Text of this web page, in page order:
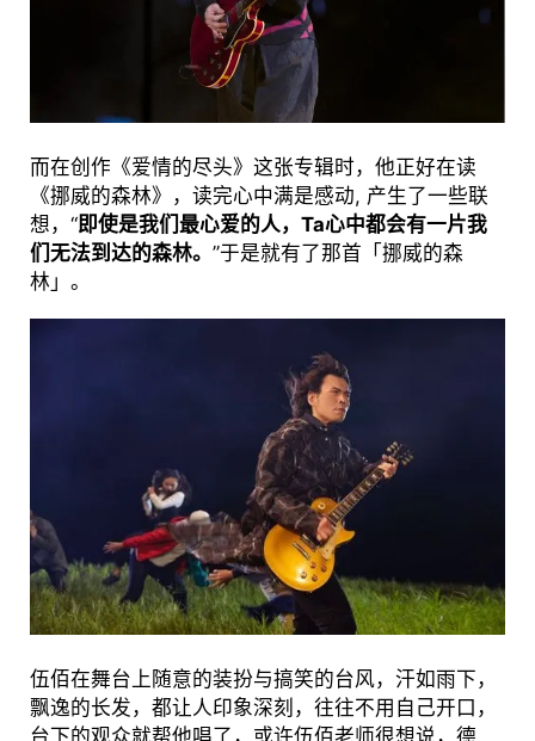
而在创作《爱情的尽头》这张专辑时，他正好在读
《挪威的森林》，读完心中满是感动, 产生了一些联
想，“即使是我们最心爱的人，Ta心中都会有一片我
们无法到达的森林。 ”于是就有了那首「挪威的森
林」。
伍佰在舞台上随意的装扮与搞笑的台风，汗如雨下，
飘逸的长发，都让人印象深刻，往往不用自己开口，